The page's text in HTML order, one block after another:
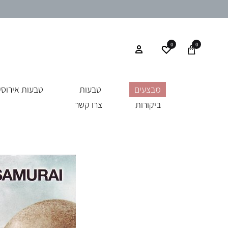
0
0
מבצעים טבעות טבעות
ביקורות
צרו קשר